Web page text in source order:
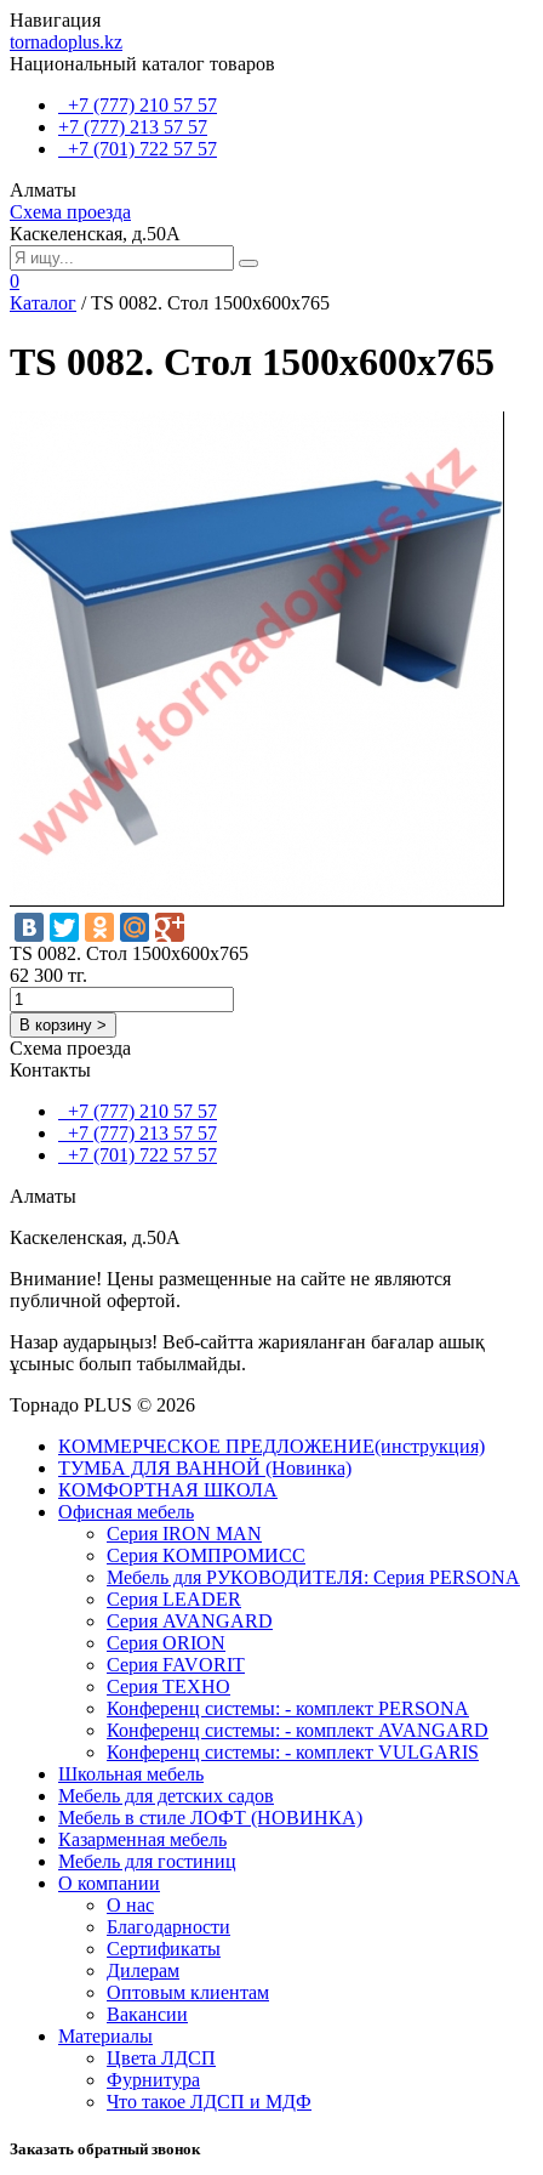
Навигация
tornadoplus.kz
Национальный каталог товаров
+7 (777) 210 57 57
+7 (777) 213 57 57
+7 (701) 722 57 57
Алматы
Схема проезда
Каскеленская, д.50А
0
Каталог /TS 0082. Стол 1500х600х765
TS 0082. Стол 1500х600х765
TS 0082. Стол 1500х600х765
62 300 тг.
В корзину >
Схема проезда
Контакты
+7 (777) 210 57 57
+7 (777) 213 57 57
+7 (701) 722 57 57
Алматы
Каскеленская, д.50А
Внимание! Цены размещенные на сайте не являются
публичной офертой.
Назар аударыңыз! Веб-сайтта жарияланған бағалар ашық
ұсыныс болып табылмайды.
Торнадо PLUS © 2026
КОММЕРЧЕСКОЕ ПРЕДЛОЖЕНИЕ(инструкция)
ТУМБА ДЛЯ ВАННОЙ (Новинка)
КОМФОРТНАЯ ШКОЛА
Офисная мебель
Серия IRON MAN
Серия КОМПРОМИСС
Мебель для РУКОВОДИТЕЛЯ: Серия PERSONA
Серия LEADER
Серия AVANGARD
Серия ORION
Серия FAVORIT
Серия ТЕХНО
Конференц системы: - комплект PERSONA
Конференц системы: - комплект AVANGARD
Конференц системы: - комплект VULGARIS
Школьная мебель
Мебель для детских садов
Мебель в стиле ЛОФТ (НОВИНКА)
Казарменная мебель
Мебель для гостиниц
О компании
О нас
Благодарности
Сертификаты
Дилерам
Оптовым клиентам
Вакансии
Материалы
Цвета ЛДСП
Фурнитура
Что такое ЛДСП и МДФ
Заказать обратный звонок